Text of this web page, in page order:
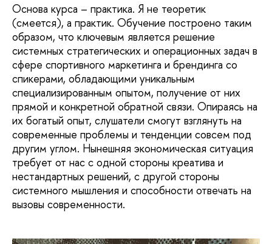
Основа курса – практика. Я не теоретик
(смеется), а практик. Обучение построено таким
образом, что ключевым является решение
системных стратегических и операционных задач в
сфере спортивного маркетинга и брендинга со
спикерами, обладающими уникальным
специализированным опытом, получение от них
прямой и конкретной обратной связи. Опираясь на
их богатый опыт, слушатели смогут взглянуть на
современные проблемы и тенденции совсем под
другим углом. Нынешняя экономическая ситуация
требует от нас с одной стороны креатива и
нестандартных решений, с другой стороны
системного мышления и способности отвечать на
вызовы современности.